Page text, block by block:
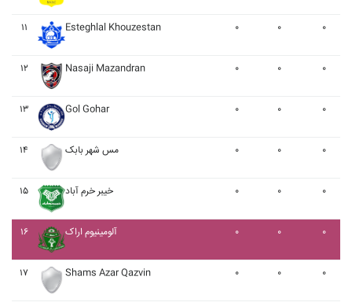
۱۱ Esteghlal Khouzestan ۰ ۰ ۰
۱۲ Nasaji Mazandran ۰ ۰ ۰
۱۳ Gol Gohar ۰ ۰ ۰
۱۴ مس شهر بابک ۰ ۰ ۰
۱۵ خيبر خرم آباد ۰ ۰ ۰
۱۶ آلومينيوم اراک ۰ ۰ ۰
۱۷ Shams Azar Qazvin ۰ ۰ ۰